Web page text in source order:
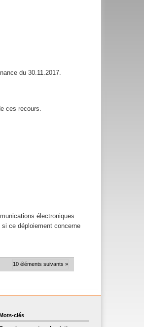
du 30.11.2017.
ces recours.
électroniques
ce déploiement concerne
10 éléments suivants »
clés